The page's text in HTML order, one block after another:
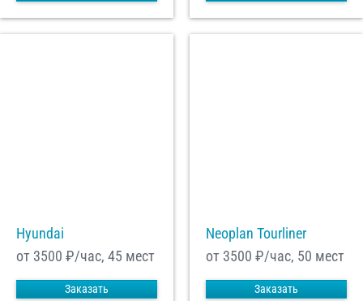
Hyundai
от 3500 ₽/час, 45 мест
Заказать
Neoplan Tourliner
от 3500 ₽/час, 50 мест
Заказать